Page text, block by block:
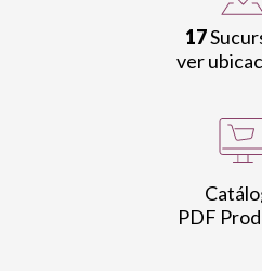
17
ver
PDF